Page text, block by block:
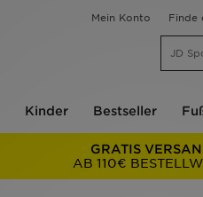
Mein Konto Finde
Kinder Bestseller
GRATIS
AB 110€